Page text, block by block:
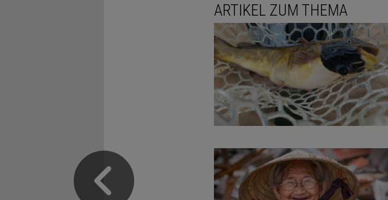
ARTIKEL ZUM THEMA